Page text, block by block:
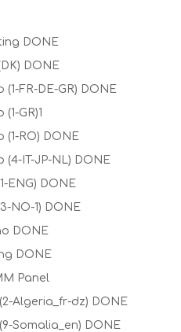
DONE
DONE
(1-FR-DE-GR) DONE
GR)1
(1-RO) DONE
(4-IT-JP-NL) DONE
ENG) DONE
NO-1) DONE
DONE
DONE
Panel
Algeria_fr-dz) DONE
Somalia_en) DONE